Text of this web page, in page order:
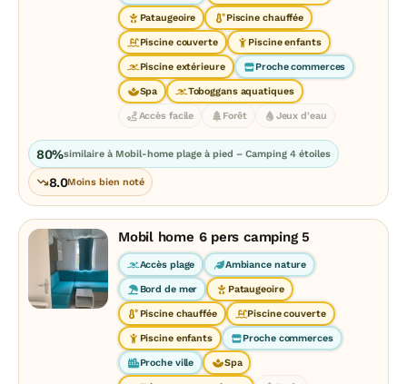
Pataugeoire Piscine chauffée
Piscine couverte Piscine enfants
Piscine extérieure Proche commerces
Spa Toboggans aquatiques
Accès facile Forêt Jeux d'eau
80%similaire à Mobil-home plage à pied – Camping 4 étoiles
8.0Moins bien noté
Mobil home 6 pers camping 5
Accès plage Ambiance nature
Bord de mer Pataugeoire
Piscine chauffée Piscine couverte
Piscine enfants Proche commerces
Proche ville Spa